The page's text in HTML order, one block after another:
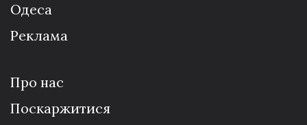
Одеса
Реклама
Про нас
Поскаржитися